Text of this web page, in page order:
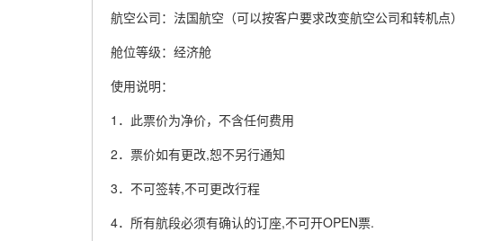
航空公司：法国航空（可以按客户要求改变航空公司和转机点）
舱位等级：经济舱
使用说明：
1．此票价为净价，不含任何费用
2．票价如有更改,恕不另行通知
3．不可签转,不可更改行程
4．所有航段必须有确认的订座,不可开OPEN票.